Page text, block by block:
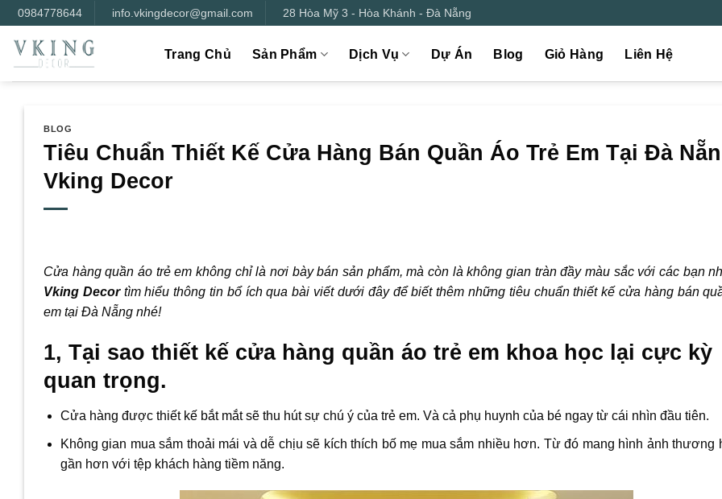
qua
nội
dung
0984778644 info.vkingdecor@gmail.com 28 Hòa Mỹ 3 - Hòa Khánh - Đà Nẵng
Trang Chủ Sản Phẩm Dịch Vụ Dự Án Blog Giỏ Hàng Liên Hệ
BLOG
Tiêu Chuẩn Thiết Kế Cửa Hàng Bán Quần Áo Trẻ Em Tại Đà
Vking Decor
Cửa hàng quần áo trẻ em không chỉ là nơi bày bán sản phẩm, mà còn là không gian tràn đầy màu sắc với các bạn
Vking Decortìm hiểu thông tin bổ ích qua bài viết dưới đây để biết thêm những tiêu chuẩn thiết kế cửa hàng bán
em tại Đà Nẵng nhé!
1, Tại sao thiết kế cửa hàng quần áo trẻ em khoa học lại cực kỳ
quan trọng.
Cửa hàng được thiết kế bắt mắt sẽ thu hút sự chú ý của trẻ em. Và cả phụ huynh của bé ngay từ cái nhìn đầu tiên.
Không gian mua sắm thoải mái và dễ chịu sẽ kích thích bố mẹ mua sắm nhiều hơn. Từ đó mang hình ảnh thương
gần hơn với tệp khách hàng tiềm năng.